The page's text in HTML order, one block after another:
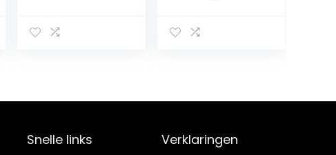
UK
Koolstofblokwat
Chloor, Zware
(1 Filter
Snelle links Verklaringen